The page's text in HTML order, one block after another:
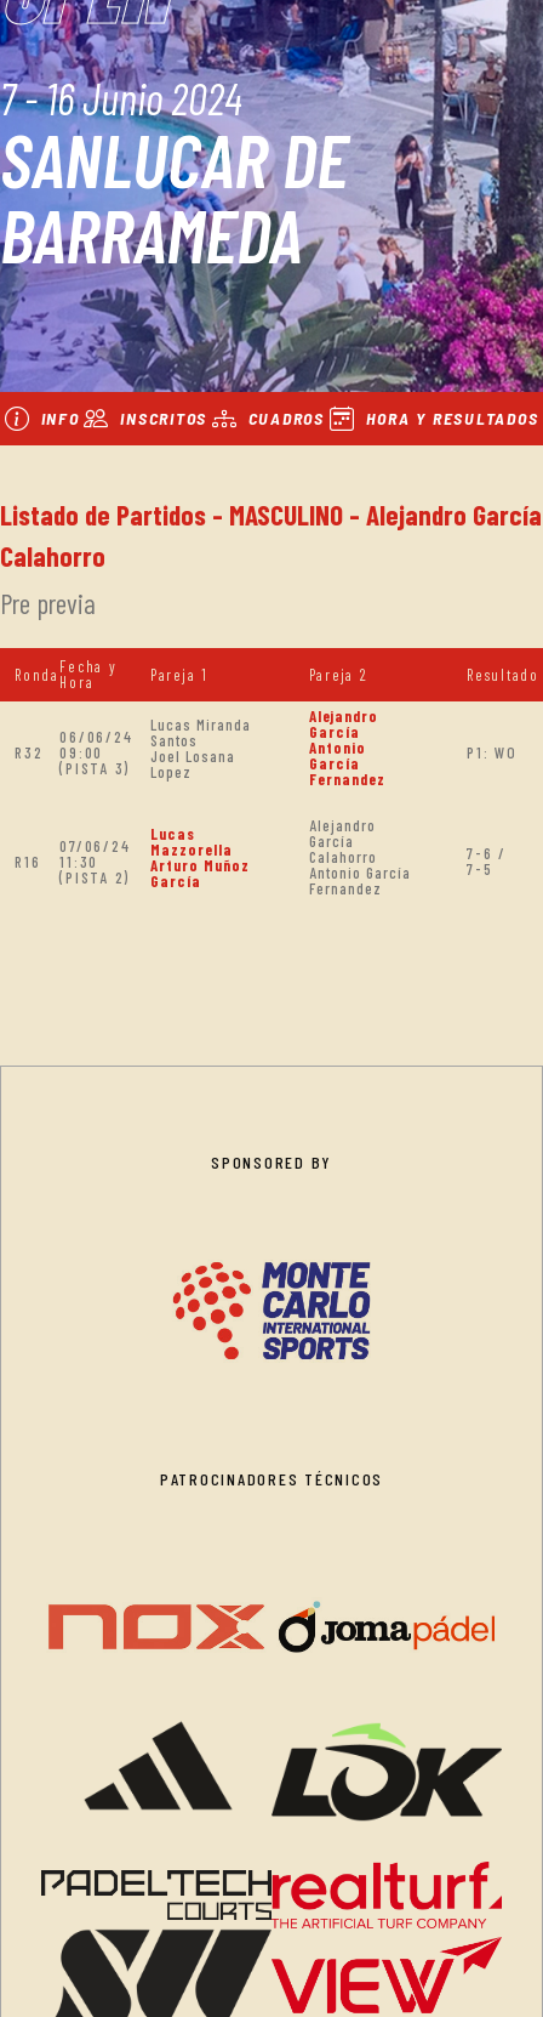
7 - 16 Junio 2024
SANLUCAR DE
BARRAMEDA
INFO INSCRITOS CUADROS HORA Y RESULTADOS
Listado de Partidos - MASCULINO - Alejandro García
Calahorro
Pre previa
Ronda Fecha y
Hora
Pareja 1 Pareja 2 Resultado
R32
06/06/24
09:00
(PISTA 3)
Lucas Miranda
Santos
Joel Losana
Lopez
Alejandro
García
Antonio
García
Fernandez
P1: WO
R16
07/06/24
11:30
(PISTA 2)
Lucas
Mazzorella
Arturo Muñoz
García
Alejandro
García
Calahorro
Antonio García
Fernandez
7-6 /
7-5
SPONSORED BY
PATROCINADORES TÉCNICOS